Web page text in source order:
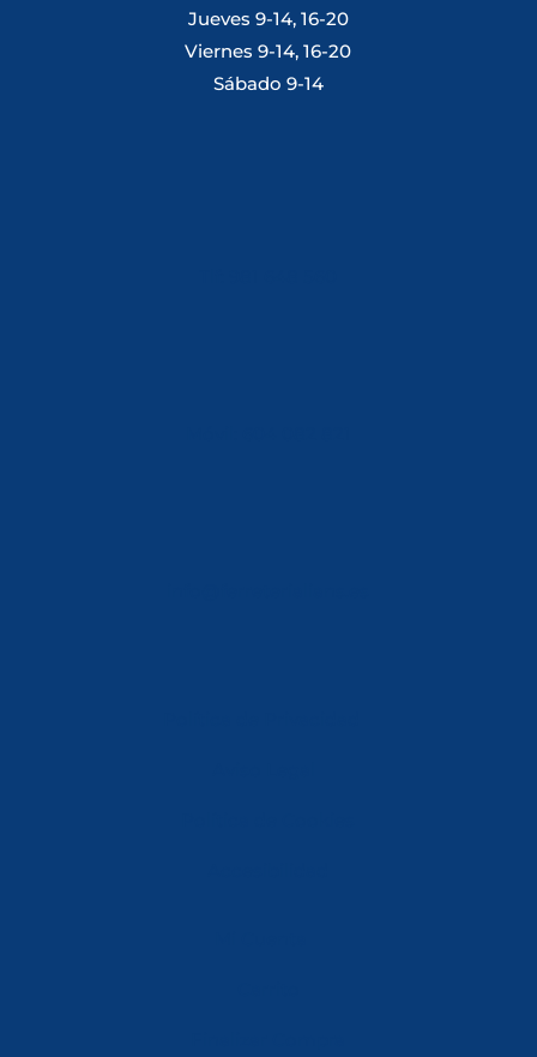
Jueves 9-14, 16-20
Viernes 9-14, 16-20
Sábado 9-14